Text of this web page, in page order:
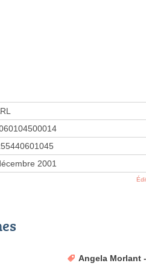
2001
Angela Morlant